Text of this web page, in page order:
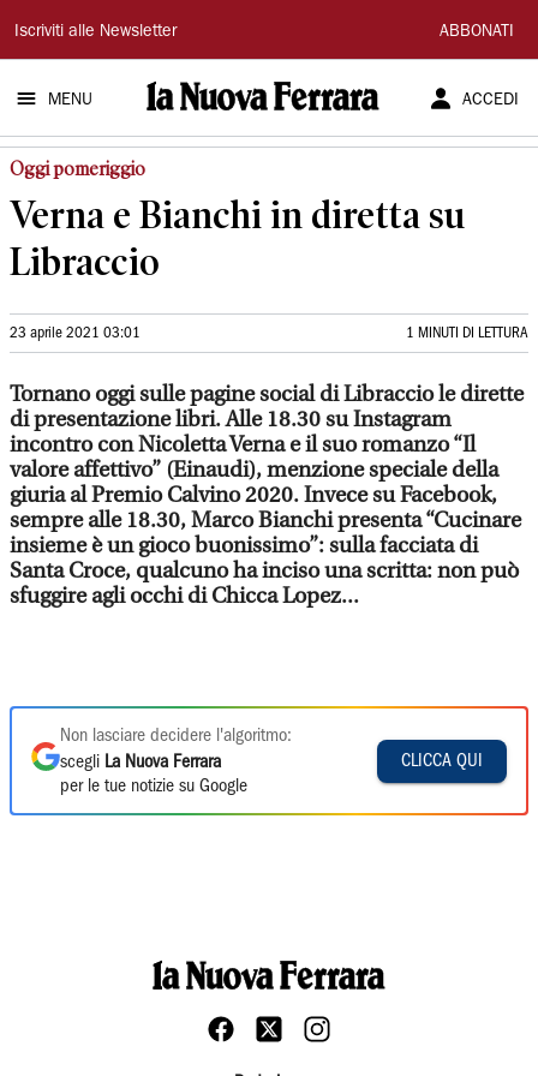
La
Nuova
Ferrara
Iscriviti alle Newsletter ABBONATI
MENU ACCEDI
Oggi pomeriggio
Verna e Bianchi in diretta su
Libraccio
23 aprile 2021 03:01 1 MINUTI DI LETTURA
Tornano oggi sulle pagine social di Libraccio le dirette
di presentazione libri. Alle 18.30 su Instagram
incontro con Nicoletta Verna e il suo romanzo “Il
valore affettivo” (Einaudi), menzione speciale della
giuria al Premio Calvino 2020. Invece su Facebook,
sempre alle 18.30, Marco Bianchi presenta “Cucinare
insieme è un gioco buonissimo”: sulla facciata di
Santa Croce, qualcuno ha inciso una scritta: non può
sfuggire agli occhi di Chicca Lopez...
Non lasciare decidere l'algoritmo:
scegli La Nuova Ferrara
per le tue notizie su Google
CLICCA QUI